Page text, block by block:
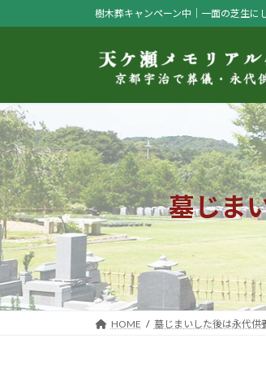
ン
へ
ス
キ
ッ
プ
ビ
ョ
ン
に
移
動
樹木葬キャンペーン中｜一面の芝生に
墓じま
HOME 墓じまいした後は永代供